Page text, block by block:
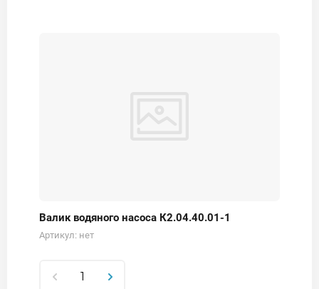
Валик водяного насоса К2.04.40.01-1
Артикул: нет